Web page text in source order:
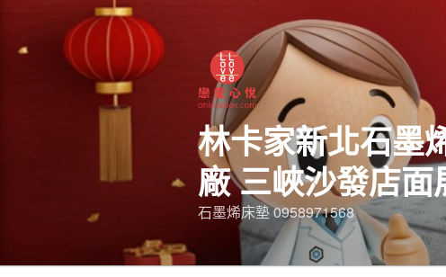
林卡家新北石墨
廠 三峽沙發店
石墨烯床墊 0958971568